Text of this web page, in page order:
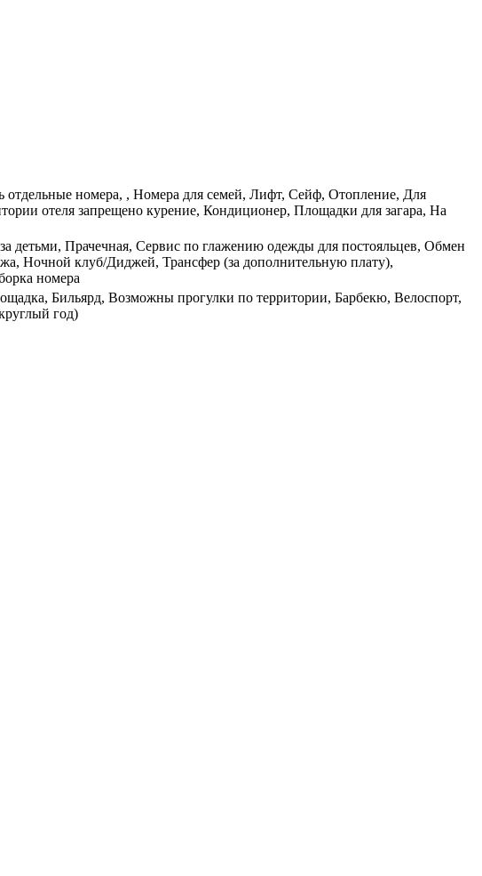
номера, , Номера для семей, Лифт, Сейф, Отопление, Для
отеля запрещено курение, Кондиционер, Площадки для загара, На
детьми, Прачечная, Сервис по глажению одежды для постояльцев, Обмен
Ночной клуб/Диджей, Трансфер (за дополнительную плату),
номера
Бильярд, Возможны прогулки по территории, Барбекю, Велоспорт,
год)